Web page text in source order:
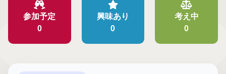
参加予定
0
興味あり
0
考え中
0